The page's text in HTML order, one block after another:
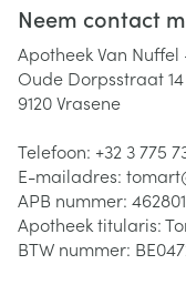
Neem contact
Apotheek Van
Oude Dorpsstraat 14
9120Vrasene
Telefoon: +32 3 775
E-mailadres:
APB nummer: 462801
Apotheek titularis:
BTW nummer: